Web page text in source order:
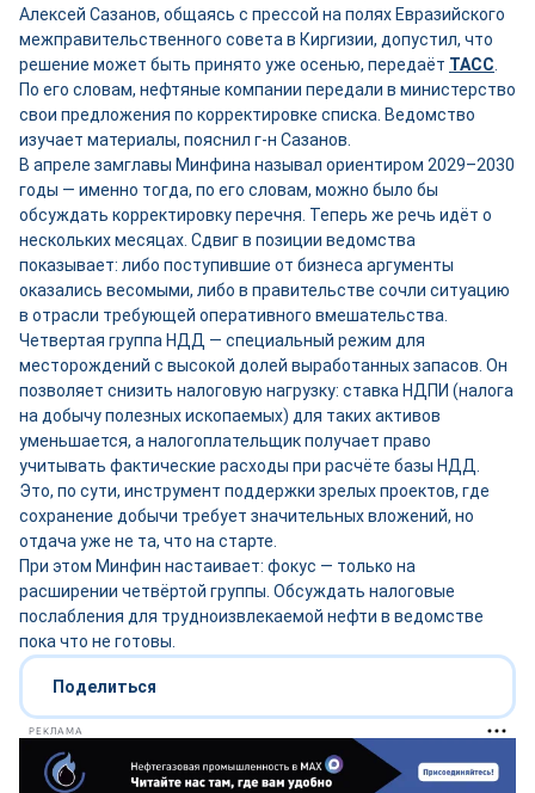
Алексей Сазанов, общаясь с прессой на полях Евразийского
межправительственного совета в Киргизии, допустил, что
решение может быть принято уже осенью, передаёт ТАСС
По его словам, нефтяные компании передали в министерство
свои предложения по корректировке списка. Ведомство
изучает материалы, пояснил г-н Сазанов.
В апреле замглавы Минфина называл ориентиром 2029–2030
годы — именно тогда, по его словам, можно было бы
обсуждать корректировку перечня. Теперь же речь идёт о
нескольких месяцах. Сдвиг в позиции ведомства
показывает: либо поступившие от бизнеса аргументы
оказались весомыми, либо в правительстве сочли ситуацию
в отрасли требующей оперативного вмешательства.
Четвертая группа НДД — специальный режим для
месторождений с высокой долей выработанных запасов. Он
позволяет снизить налоговую нагрузку: ставка НДПИ (налога
на добычу полезных ископаемых) для таких активов
уменьшается, а налогоплательщик получает право
учитывать фактические расходы при расчёте базы НДД.
Это, по сути, инструмент поддержки зрелых проектов, где
сохранение добычи требует значительных вложений, но
отдача уже не та, что на старте.
При этом Минфин настаивает: фокус — только на
расширении четвёртой группы. Обсуждать налоговые
послабления для трудноизвлекаемой нефти в ведомстве
пока что не готовы.
Поделиться
РЕКЛАМА